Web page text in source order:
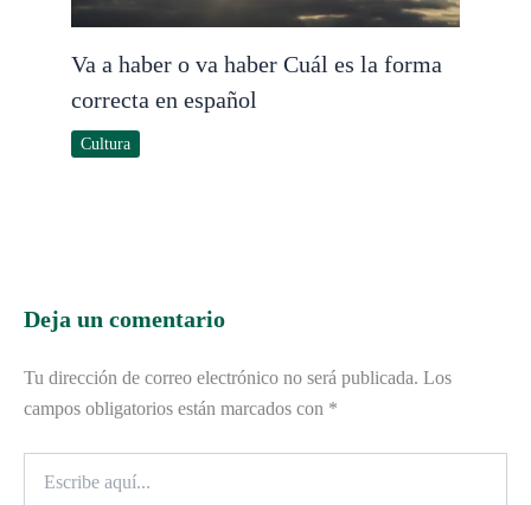
Va a haber o va haber Cuál es la forma
correcta en español
Cultura
Deja un comentario
Tu dirección de correo electrónico no será publicada. Los
campos obligatorios están marcados con *
aquí...